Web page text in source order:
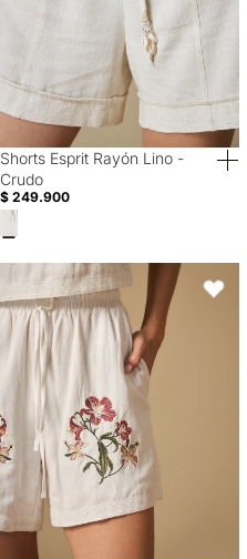
40% Off
Shorts Esprit Rayón Lino -
Crudo
$ 249.900
Short bordado con detalle en